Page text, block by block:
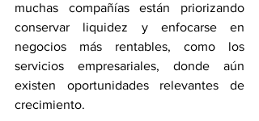
muchas compañías están priorizando
conservar liquidez y enfocarse en
negocios más rentables, como los
servicios empresariales, donde aún
existen oportunidades relevantes de
crecimiento.